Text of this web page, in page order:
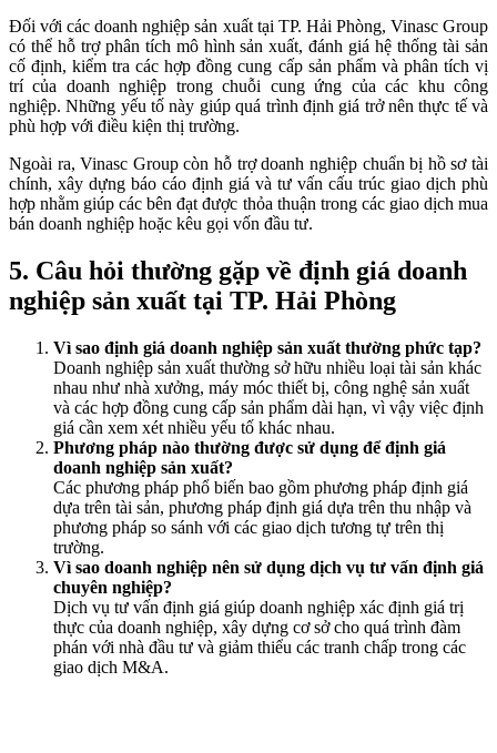
Đối với các doanh nghiệp sản xuất tại TP. Hải Phòng, Vinasc Group
có thể hỗ trợ phân tích mô hình sản xuất, đánh giá hệ thống tài sản
cố định, kiểm tra các hợp đồng cung cấp sản phẩm và phân tích vị
trí của doanh nghiệp trong chuỗi cung ứng của các khu công
nghiệp. Những yếu tố này giúp quá trình định giá trở nên thực tế và
phù hợp với điều kiện thị trường.
Ngoài ra, Vinasc Group còn hỗ trợ doanh nghiệp chuẩn bị hồ sơ tài
chính, xây dựng báo cáo định giá và tư vấn cấu trúc giao dịch phù
hợp nhằm giúp các bên đạt được thỏa thuận trong các giao dịch mua
bán doanh nghiệp hoặc kêu gọi vốn đầu tư.
5. Câu hỏi thường gặp về định giá doanh
nghiệp sản xuất tại TP. Hải Phòng
Vì sao định giá doanh nghiệp sản xuất thường phức tạp?
Doanh nghiệp sản xuất thường sở hữu nhiều loại tài sản khác
nhau như nhà xưởng, máy móc thiết bị, công nghệ sản xuất
và các hợp đồng cung cấp sản phẩm dài hạn, vì vậy việc định
giá cần xem xét nhiều yếu tố khác nhau.
Phương pháp nào thường được sử dụng để định giá
doanh nghiệp sản xuất?
Các phương pháp phổ biến bao gồm phương pháp định giá
dựa trên tài sản, phương pháp định giá dựa trên thu nhập và
phương pháp so sánh với các giao dịch tương tự trên thị
trường.
Vì sao doanh nghiệp nên sử dụng dịch vụ tư vấn định giá
chuyên nghiệp?
Dịch vụ tư vấn định giá giúp doanh nghiệp xác định giá trị
thực của doanh nghiệp, xây dựng cơ sở cho quá trình đàm
phán với nhà đầu tư và giảm thiểu các tranh chấp trong các
giao dịch M&A.